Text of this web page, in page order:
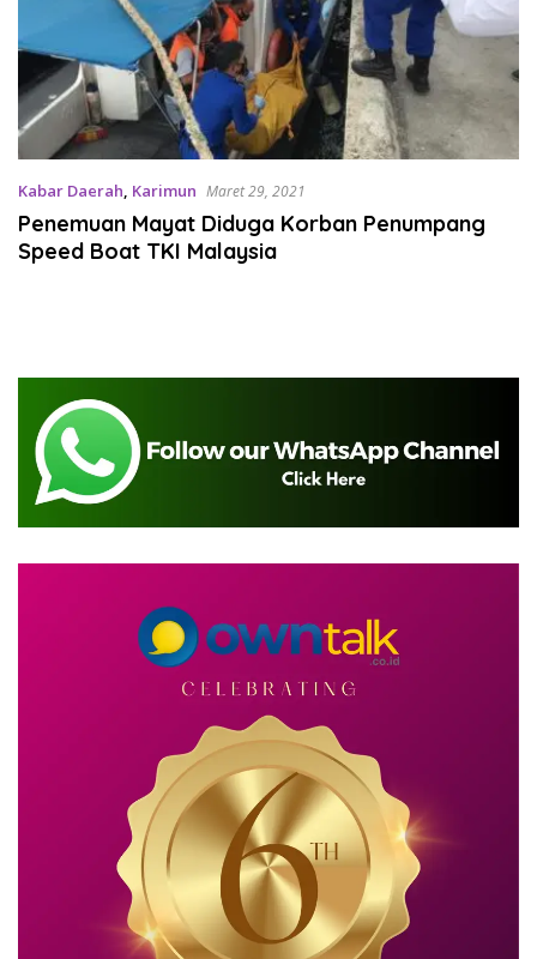
Kabar Daerah, Karimun Maret 29, 2021
Penemuan Mayat Diduga Korban Penumpang
Speed Boat TKI Malaysia